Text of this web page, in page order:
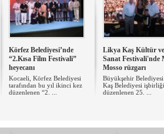
Körfez Belediyesi’nde
“2.Kısa Film Festivali”
heyecanı
Kocaeli, Körfez Belediyesi
tarafından bu yıl ikinci kez
düzenlenen “2. ...
Likya Kaş Kültür ve
Sanat Festivali'nde
Mosso rüzgarı
Büyükşehir
Kaş Belediyesi
düzenlenen 25. ...